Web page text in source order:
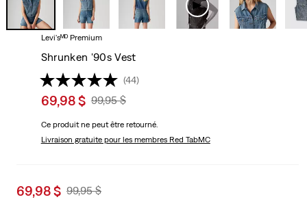
Levi'sᴹᴰ Premium
Shrunken '90s Vest
(44)
Sale
is
69,98 $ Original
Was
99,95 $
Ce produit ne peut être retourné.
Livraison gratuitepour les membres Red TabMC
Sale
69,98 $ Original
99,95 $